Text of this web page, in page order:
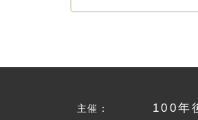
主催： 100年